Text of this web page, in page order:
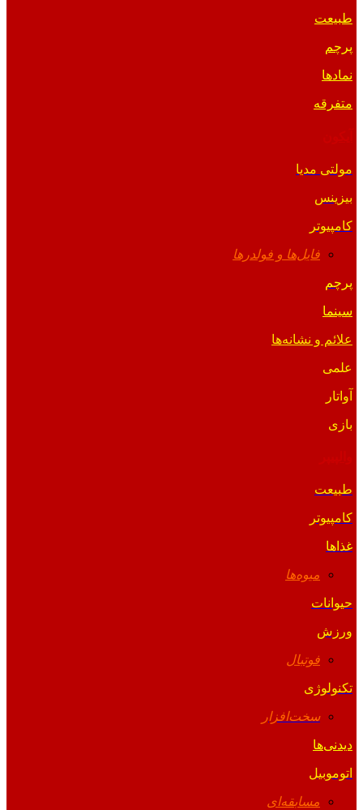
طبیعت
پرچم
نمادها
متفرقه
مولتی مدیا
بیزینس
کامپیوتر
فایل‌ها و فولدرها
پرچم
سینما
علائم و نشانه‌ها
علمی
آواتار
بازی
طبیعت
کامپیوتر
غذاها
میوه‌ها
حیوانات
ورزش
فوتبال
تکنولوژی
سخت‌افزار
دیدنی‌ها
اتوموبیل
مسابقه‌ای